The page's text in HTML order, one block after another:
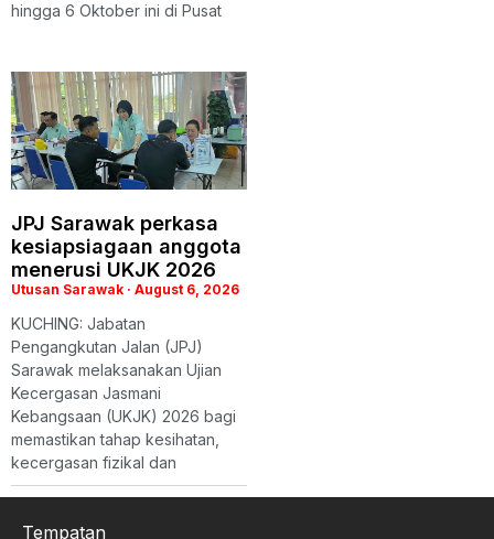
hingga 6 Oktober ini di Pusat
JPJ Sarawak perkasa
kesiapsiagaan anggota
menerusi UKJK 2026
Utusan Sarawak August 6, 2026
KUCHING: Jabatan
Pengangkutan Jalan (JPJ)
Sarawak melaksanakan Ujian
Kecergasan Jasmani
Kebangsaan (UKJK) 2026 bagi
memastikan tahap kesihatan,
kecergasan fizikal dan
Tempatan